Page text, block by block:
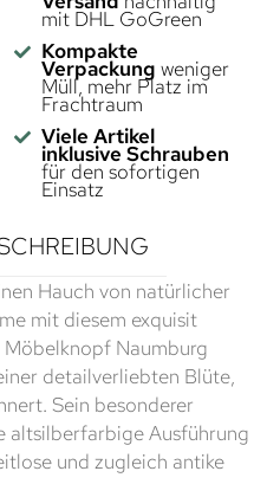
mit DHL GoGreen
Kompakte
Verpackung weniger
Müll, mehr Platz im
Frachtraum
Viele Artikel
inklusive Schrauben
für den sofortigen
Einsatz
Hauch von natürlicher
mit diesem exquisit
Naumburg
detailverliebten Blüte,
Sein besonderer
altsilberfarbige Ausführung
und zugleich antike